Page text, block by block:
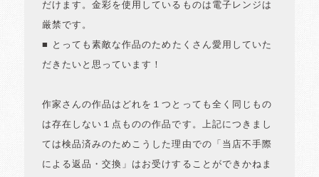
だけます。金彩を使用しているものは電子レンジは
厳禁です。
■ とっても素敵な作品のためたくさん愛用していた
だきたいと思っています！
作家さんの作品はどれを１つとっても全く同じもの
は存在しない１点ものの作品です。上記につきまし
ては検品済みのためこうした理由での「当店不手際
による返品・交換」はお受けすることができかねま